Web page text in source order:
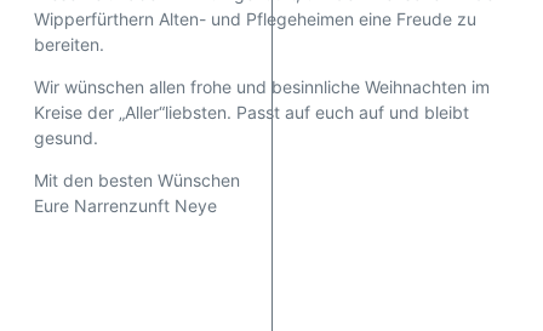
Wipperfürthern Alten- und Pflegeheimen eine Freude zu
bereiten.
Wir wünschen allen frohe und besinnliche Weihnachten im
Kreise der „Aller“liebsten. Passt auf euch auf und bleibt
gesund.
Mit den besten Wünschen
Eure Narrenzunft Neye